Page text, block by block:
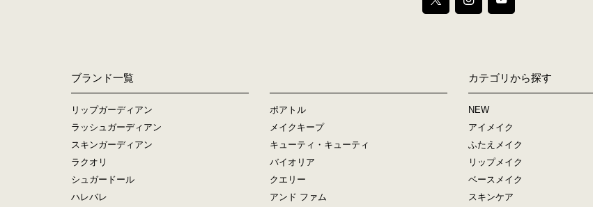
ブランド一覧
リップガーディアン
ラッシュガーディアン
スキンガーディアン
ラクオリ
シュガードール
ハレバレ
ポアトル
メイクキープ
キューティ・キューティ
バイオリア
クエリー
アンド ファム
カテゴリから探す
NEW
アイメイク
ふたえメイク
リップメイク
ベースメイク
スキンケア